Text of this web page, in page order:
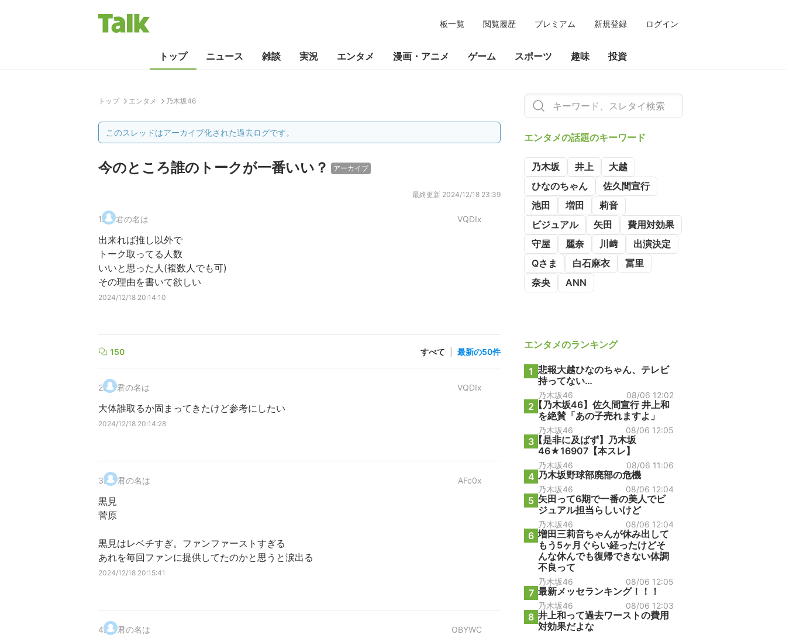
板一覧 閲覧履歴 プレミアム 新規登録 ログイン
トップ ニュース 雑談 実況 エンタメ 漫画・アニメ ゲーム スポーツ 趣味 投資
トップ エンタメ 乃木坂46
このスレッドはアーカイブ化された過去ログです。
今のところ誰のトークが一番いい？ アーカイブ
最終更新 2024/12/18 23:39
1. 君の名は VQDIx
出来れば推し以外で
トーク取ってる人数
いいと思った人(複数人でも可)
その理由を書いて欲しい
2024/12/18 20:14:10
150 すべて 最新の50件
2. 君の名は VQDIx
大体誰取るか固まってきたけど参考にしたい
2024/12/18 20:14:28
3. 君の名は AFc0x
黒見
菅原
黒見はレベチすぎ。ファンファーストすぎる
あれを毎回ファンに提供してたのかと思うと涙出る
2024/12/18 20:15:41
4. 君の名は OBYWC
エンタメの話題のキーワード
乃木坂 井上
大越
ひなのちゃん
佐久間宣行
池田
増田
莉音
ビジュアル
矢田
費用対効果
守屋
麗奈 川﨑
出演決定
Qさま
白石麻衣
冨里
奈央
ANN
エンタメのランキング
1 悲報大越ひなのちゃん、テレビ
持ってない…
乃木坂46 08/06 12:02
2 【乃木坂46】佐久間宣行 井上和
を絶賛「あの子売れますよ」
乃木坂46 08/06 12:05
3【是非に及ばず】乃木坂
46★16907【本スレ】
乃木坂46 08/06 11:06
4 乃木坂野球部廃部の危機
乃木坂46 08/06 12:04
5 矢田って6期で一番の美人でビ
ジュアル担当らしいけど
乃木坂46 08/06 12:04
6 増田三莉音ちゃんが休み出して
もう5ヶ月ぐらい経ったけどそ
んな休んでも復帰できない体調
不良って
乃木坂46 08/06 12:05
7 最新メッセランキング！！！
乃木坂46 08/06 12:03
8 井上和って過去ワーストの費用
対効果だよな